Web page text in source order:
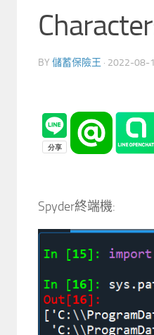
BY 儲蓄保險王 · 2022-08-
Spyder終端機: